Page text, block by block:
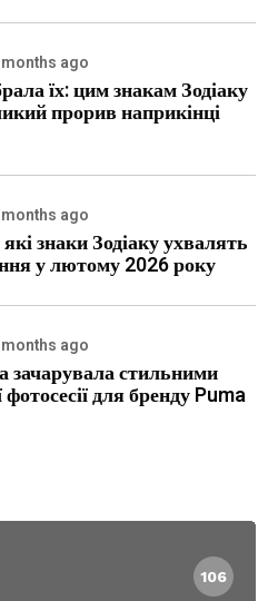
ago
їх: цим знакам Зодіаку
прорив наприкінці
ago
знаки Зодіаку ухвалять
у лютому 2026 року
ago
зачарувала стильними
для бренду Puma
106